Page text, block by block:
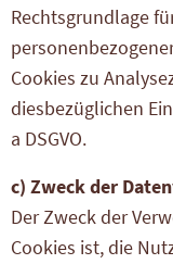
Rechtsgrundlage
Cookies zu
diesbezüglichen
a DSGVO.
c) Zweck der
Der Zweck der
Cookies ist, die